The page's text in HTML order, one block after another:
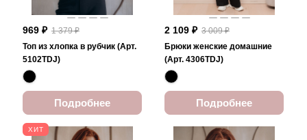
969 ₽ 1 379 ₽
Топ из хлопка в рубчик (Арт.
5102TDJ)
Подробнее
2 109 ₽ 3 009 ₽
Брюки женские домашние
(Арт. 4306TDJ)
Подробнее
ХИТ